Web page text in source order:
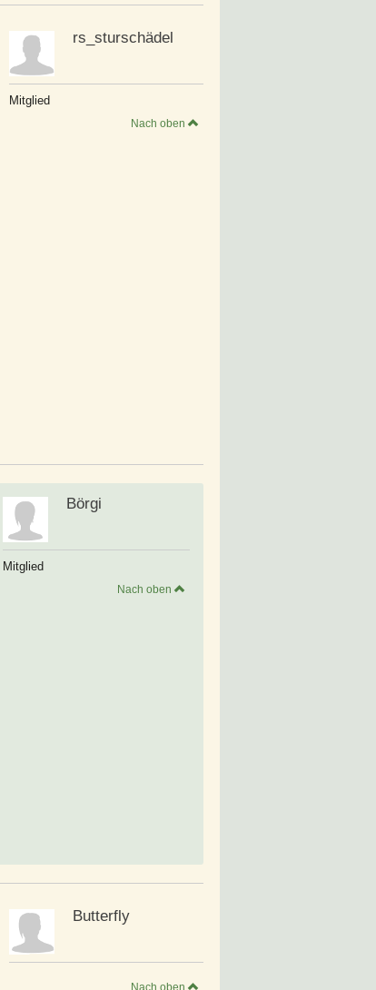
rs_sturschädel
Mitglied
Nach oben
Börgi
Mitglied
Nach oben
Butterfly
Nach oben